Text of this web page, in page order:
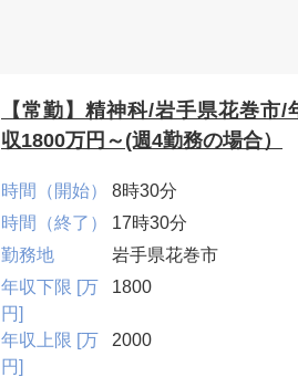
【常勤】精神科/岩手県花巻市/
収1800万円～(週4勤務の場合）
時間（開始）
8時30分
時間（終了）
17時30分
勤務地
岩手県花巻市
年収下限 [万
円]
1800
年収上限 [万
円]
2000